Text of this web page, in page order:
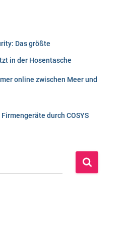
Das größte
in der Hosentasche
online zwischen Meer und
durch COSYS